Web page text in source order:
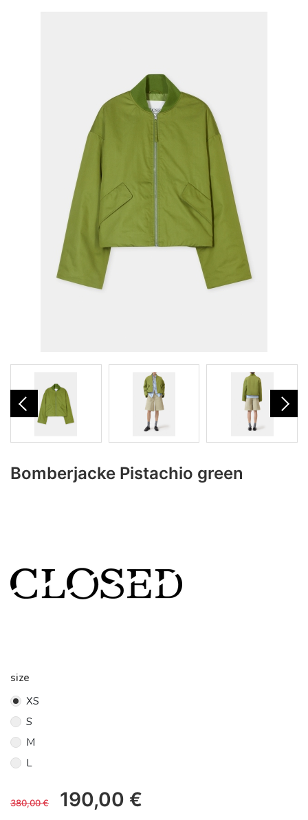
Bomberjacke Pistachio green
size
XS
S
M
L
380,00€ 190,00 €